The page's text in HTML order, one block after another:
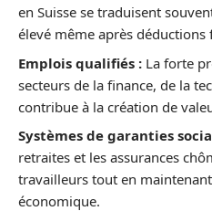
en Suisse se traduisent
élevé même après déductions
Emplois qualifiés : La forte
secteurs de la finance, de la
contribue à la création de
Systèmes de garanties
retraites et les assurances
travailleurs tout en
économique.